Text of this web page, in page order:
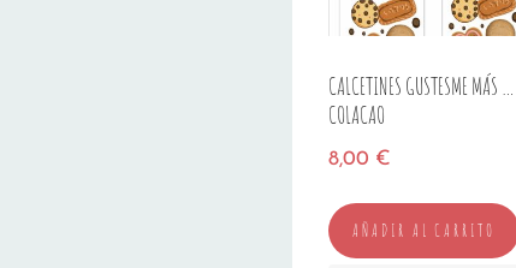
CALCETINES GUSTESME MÁS …
COLACAO
8,00 €
AÑADIR AL CARRITO